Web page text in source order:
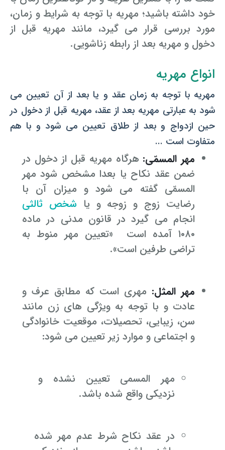
تبانی در معاملات دولتی
اوراق کردن اتومبیل بدون مجوز قانونی
شکایت از آلودگی صوتی
وکیل کیفری آنلاین
رویکرد حادثه بدون شاهد
مشاوره حقوقی تخریب
خود داشته باشید؛ مهریه با توجه به شرایط و زمان،
مورد بررسی قرار می گیرد، مانند مهریه قبل از
دخول و مهریه بعد از رابطه زناشویی.
انواع مهریه
مهریه با توجه به زمان عقد و یا بعد از آن تعیین می
شود به عبارتی مهریه بعد از عقد، مهریه قبل از دخول در
حین ازدواج و بعد از طلاق تعیین می شود و با هم
متفاوت است ...
مهر المسمّی: هرگاه مهریه قبل از دخول در
ضمن عقد نکاح یا بعدا مشخص شود مهر
المسمّی گفته می شود و میزان آن با
رضایت زوج و زوجه و یا شخص ثالثی
انجام می گیرد در قانون مدنی در ماده
۱۰۸۰ آمده است «تعیین مهر منوط به
تراضی طرفین است».
مهر المثل: مهری است که مطابق عرف و
عادت و با توجه به ویژگی های زن مانند
سن، زیبایی، تحصیلات، موقعیت خانوادگی
و اجتماعی و موارد زیر تعیین می شود:
مهر المسمی تعیین نشده و
نزدیکی واقع شده باشد.
در عقد نکاح شرط عدم مهر شده